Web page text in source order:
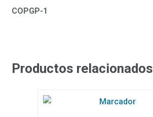
COPGP-1
Productos relacionados